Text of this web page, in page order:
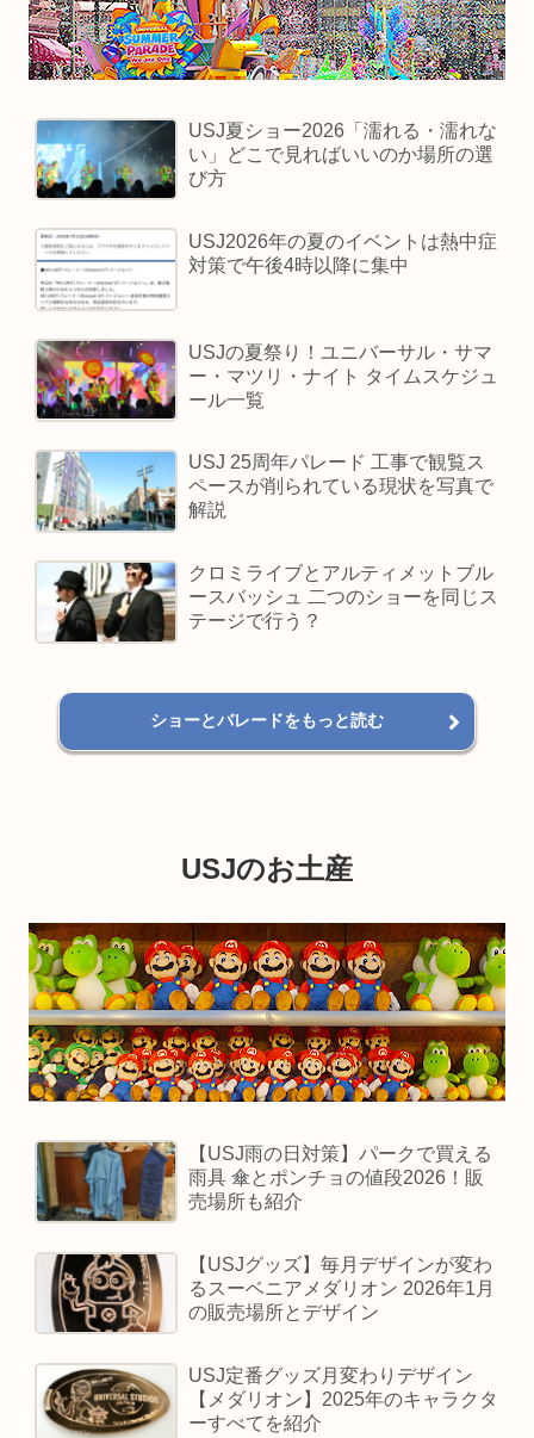
USJ夏ショー2026「濡れる・濡れな
い」どこで見ればいいのか場所の選
び方
USJ2026年の夏のイベントは熱中症
対策で午後4時以降に集中
USJの夏祭り！ユニバーサル・サマ
ー・マツリ・ナイト タイムスケジュ
ール一覧
USJ 25周年パレード 工事で観覧ス
ペースが削られている現状を写真で
解説
クロミライブとアルティメットブル
ースバッシュ 二つのショーを同じス
テージで行う？
ショーとバレードをもっと読む
USJのお土産
【USJ雨の日対策】パークで買える
雨具 傘とポンチョの値段2026！販
売場所も紹介
【USJグッズ】毎月デザインが変わ
るスーベニアメダリオン 2026年1月
の販売場所とデザイン
USJ定番グッズ月変わりデザイン
【メダリオン】2025年のキャラクタ
ーすべてを紹介